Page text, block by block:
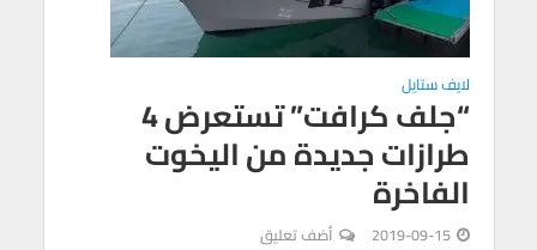
لايف ستايل
“جلف كرافت” تستعرض 4
طرازات جديدة من اليخوت
الفاخرة
2019-09-15 أضف تعليق